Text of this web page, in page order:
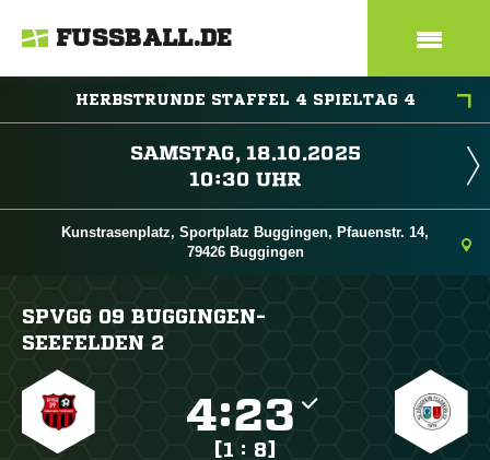
FUSSBALL.DE
HERBSTRUNDE STAFFEL 4 SPIELTAG 4
 
 
Kunstrasenplatz, Sportplatz Buggingen, Pfauenstr. 14,
79426 Buggingen
SPVGG 09 BUGGINGEN-
SEEFELDEN 2
:
[1 : 8]